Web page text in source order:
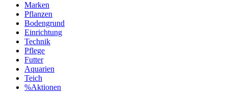
Marken
Pflanzen
Bodengrund
Einrichtung
Technik
Pflege
Futter
Aquarien
Teich
%Aktionen